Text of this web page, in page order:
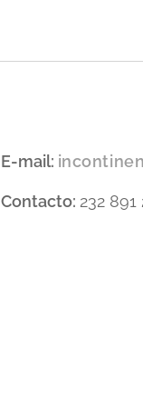
E-mail:
Contacto: 232